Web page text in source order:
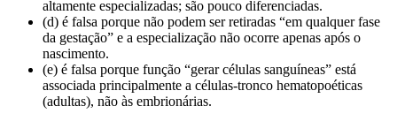
altamente especializadas; são pouco diferenciadas.
(d) é falsa porque não podem ser retiradas “em qualquer fase
da gestação” e a especialização não ocorre apenas após o
nascimento.
(e) é falsa porque função “gerar células sanguíneas” está
associada principalmente a células-tronco hematopoéticas
(adultas), não às embrionárias.